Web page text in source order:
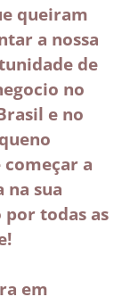
queiram
a nossa
de
no
e no
a
na sua
por todas as
em